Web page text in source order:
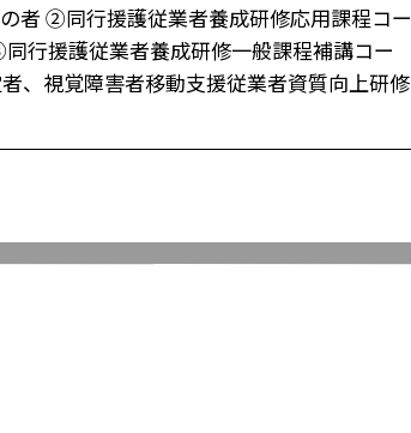
②同行援護従業者養成研修応用課程コー
行援護従業者養成研修一般課程補講コー
、視覚障害者移動支援従業者資質向上研修